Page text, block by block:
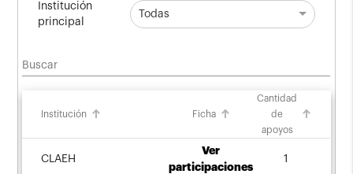
Institución
principal
Todas
Buscar
Institución Ficha
Cantidad
de
apoyos
CLAEH
Ver
participaciones
1